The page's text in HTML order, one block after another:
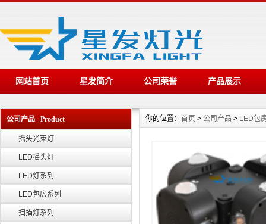
网站首页 星发简介 公司荣誉 产品展示
公司产品 Product
摇头光束灯
LED摇头灯
LED灯系列
LED包房系列
扫描灯系列
你的位置： 首页 > 公司产品 > LED包